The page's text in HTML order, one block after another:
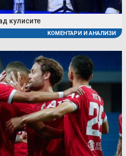
кулисите
КОМЕНТАРИ И АНАЛИЗИ